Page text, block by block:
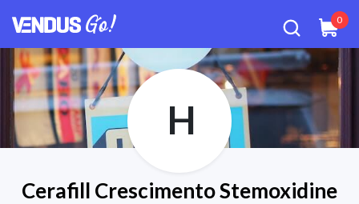
0
H
Cerafill Crescimento Stemoxidine